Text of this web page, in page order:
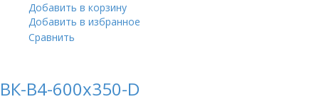
Добавить в корзину
Добавить в избранное
Сравнить
ВК-В4-600х350-D